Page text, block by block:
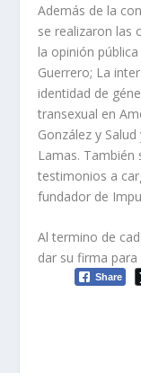
Además de la
se realizaron las
la opinión
Guerrero; La
identidad de
transexual en
González y
Lamas.
testimonios a
fundador de
Al termino de
dar su firma
Share